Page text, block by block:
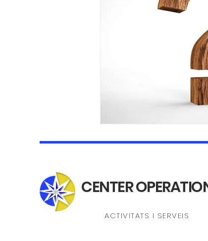
CENTER
ACTIVITATS I SERVEIS